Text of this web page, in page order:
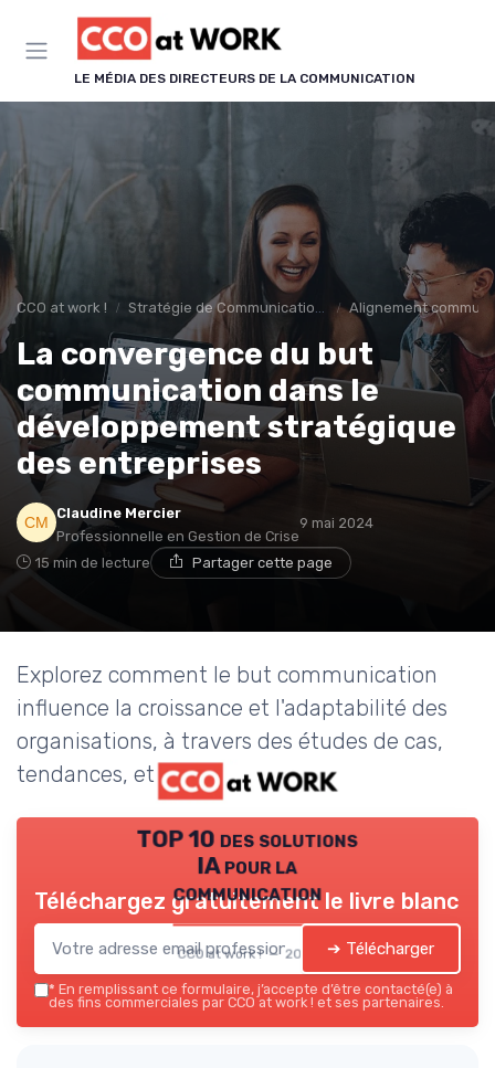
LE MÉDIA DES DIRECTEURS DE LA COMMUNICATION
CCO at work ! Stratégie de Communication & Image Alignement
La convergence du but
communication dans le
développement stratégique
des entreprises
Claudine Mercier
Professionnelle en Gestion de Crise
9 mai 2024
15 min de lecture Partager cette page
Explorez comment le but communication
influence la croissance et l'adaptabilité des
organisations, à travers des études de cas,
tendances, et retours d'experts.
TOP 10 des solutions
IA pour la
communication
CCO at work ! — 2026
Téléchargez gratuitement le livre blanc
➔ Télécharger
* En remplissant ce formulaire, j’accepte d’être contacté(e) à
des fins commerciales par CCO at work ! et ses partenaires.
Panneau de gestion des cookies